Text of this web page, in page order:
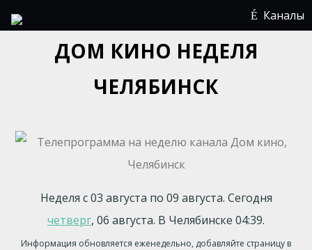
Каналы
ДОМ КИНО НЕДЕЛЯ
ЧЕЛЯБИНСК
Неделя с 03 августа по 09 августа. Сегодня
четверг, 06 августа. В Челябинске 04:39.
Информация обновляется еженедельно, добавляйте страницу в